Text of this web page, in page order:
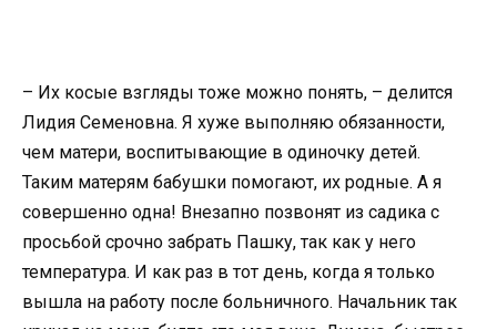
– Их косые взгляды тоже можно понять, – делится
Лидия Семеновна. Я хуже выполняю обязанности,
чем матери, воспитывающие в одиночку детей.
Таким матерям бабушки помогают, их родные. А я
совершенно одна! Внезапно позвонят из садика с
просьбой срочно забрать Пашку, так как у него
температура. И как раз в тот день, когда я только
вышла на работу после больничного. Начальник так